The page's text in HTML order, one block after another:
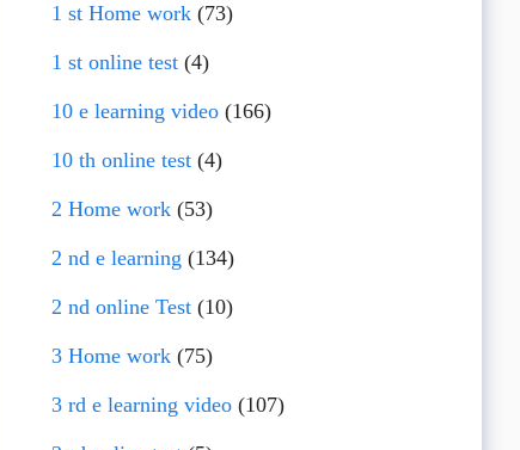
1 st Home work(73)
1 st online test(4)
10 e learning video(166)
10 th online test(4)
2 Home work(53)
2 nd e learning (134)
2 nd online Test(10)
3 Home work(75)
3 rd e learning video(107)